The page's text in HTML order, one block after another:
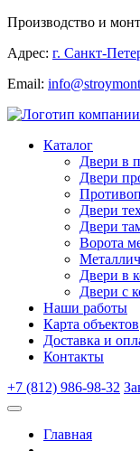
Производство и
Адрес: г. Санкт-
Email:
Каталог
Двери в
Двери
Двери
Двери
Ворота
Двери в
Двери с
Наши работы
Карта объектов
Доставка и
Контакты
+7 (812) 986-98-32
Главная